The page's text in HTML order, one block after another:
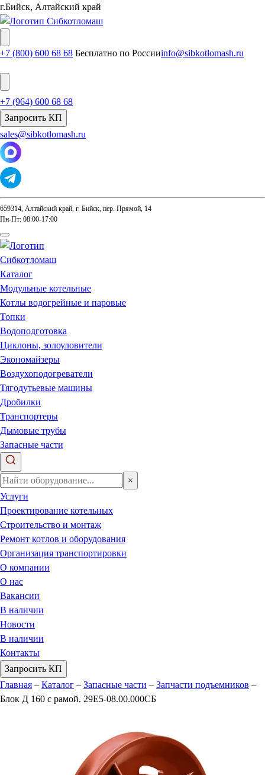
г.Бийск, Алтайский край
+7 (800) 600 68 68 Бесплатно по Россииinfo@sibkotlomash.ru
+7 (964) 600 68 68
Запросить КП
sales@sibkotlomash.ru
659314, Алтайский край, г. Бийск, пер. Прямой, 14
Пн-Пт: 08:00-17:00
Каталог
Модульные котельные
Котлы водогрейные и паровые
Топки
Водоподготовка
Циклоны, золоуловители
Экономайзеры
Воздухоподогреватели
Тягодутьевые машины
Дробилки
Транспортеры
Дымовые трубы
Запасные части
×
Услуги
Проектирование котельных
Строительство и монтаж
Ремонт котлов и оборудования
Организация транспортировки
О компании
О нас
Вакансии
В наличии
Новости
В наличии
Контакты
Запросить КП
Главная – Каталог – Запасные части – Запчасти подъемников –
Блок Д 160 с рамой. 29Е5-08.00.000СБ